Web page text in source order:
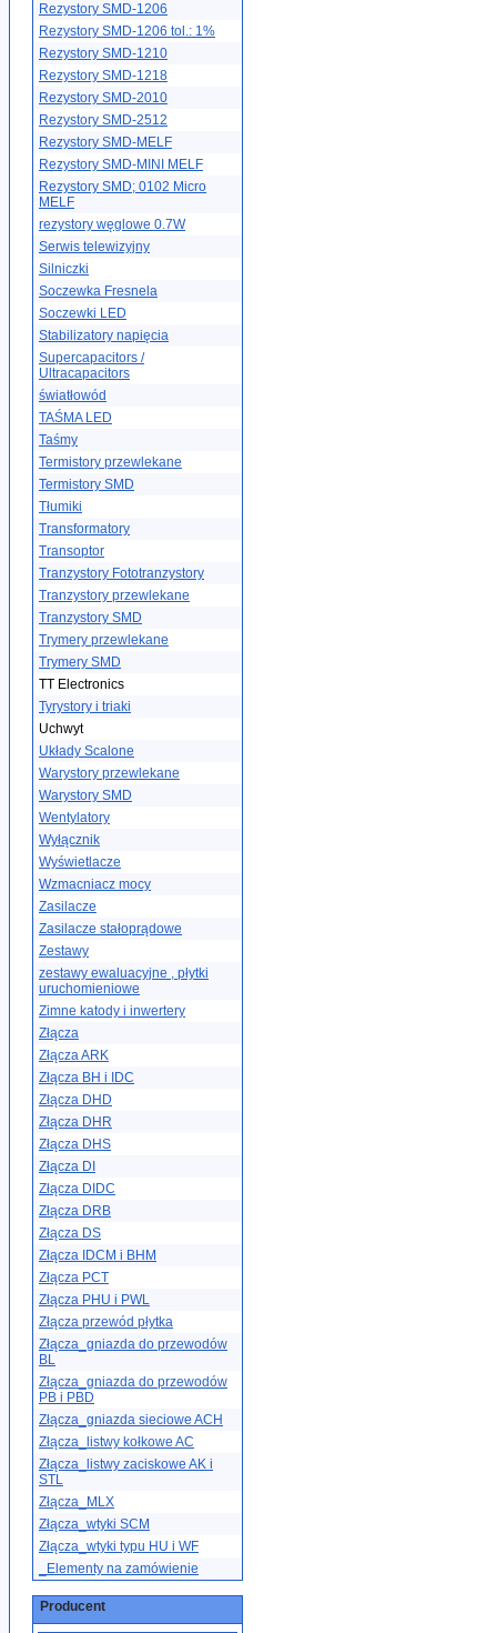
Rezystory SMD-1206
Rezystory SMD-1206 tol.: 1%
Rezystory SMD-1210
Rezystory SMD-1218
Rezystory SMD-2010
Rezystory SMD-2512
Rezystory SMD-MELF
Rezystory SMD-MINI MELF
Rezystory SMD; 0102 Micro
MELF
rezystory węglowe 0.7W
Serwis telewizyjny
Silniczki
Soczewka Fresnela
Soczewki LED
Stabilizatory napięcia
Supercapacitors /
Ultracapacitors
światłowód
TAŚMA LED
Taśmy
Termistory przewlekane
Termistory SMD
Tłumiki
Transformatory
Transoptor
Tranzystory Fototranzystory
Tranzystory przewlekane
Tranzystory SMD
Trymery przewlekane
Trymery SMD
TT Electronics
Tyrystory i triaki
Uchwyt
Układy Scalone
Warystory przewlekane
Warystory SMD
Wentylatory
Wyłącznik
Wyświetlacze
Wzmacniacz mocy
Zasilacze
Zasilacze stałoprądowe
Zestawy
zestawy ewaluacyjne , płytki
uruchomieniowe
Zimne katody i inwertery
Złącza
Złącza ARK
Złącza BH i IDC
Złącza DHD
Złącza DHR
Złącza DHS
Złącza DI
Złącza DIDC
Złącza DRB
Złącza DS
Złącza IDCM i BHM
Złącza PCT
Złącza PHU i PWL
Złącza przewód płytka
Złącza_gniazda do przewodów
BL
Złącza_gniazda do przewodów
PB i PBD
Złącza_gniazda sieciowe ACH
Złącza_listwy kołkowe AC
Złącza_listwy zaciskowe AK i
STL
Złącza_MLX
Złącza_wtyki SCM
Złącza_wtyki typu HU i WF
_Elementy na zamówienie
Producent